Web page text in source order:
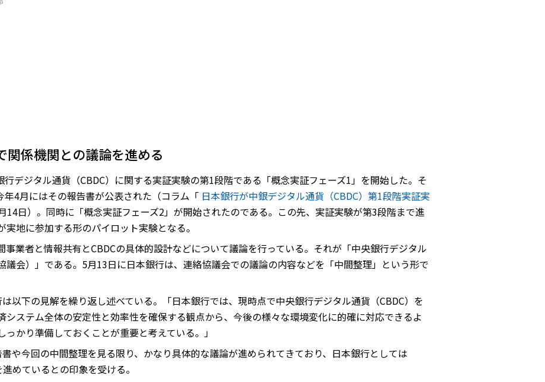
関係機関との議論を進める
デジタル通貨（CBDC）に関する実証実験の第1段階である「概念実証フェーズ1」を開始した。そ
4月にはその報告書が公表された（コラム「 日本銀行が中銀デジタル通貨（CBDC）第1段階実証実
14日）。同時に「概念実証フェーズ2」が開始されたのである。この先、実証実験が第3段階まで進
地に参加する形のパイロット実験となる。
事業者と情報共有とCBDCの具体的設計などについて議論を行っている。それが「中央銀行デジタル
議会）」である。5月13日に日本銀行は、連絡協議会での議論の内容などを「中間整理」という形で
以下の見解を繰り返し述べている。「日本銀行では、現時点で中央銀行デジタル通貨（CBDC）を
システム全体の安定性と効率性を確保する観点から、今後の様々な環境変化に的確に対応できるよ
かり準備しておくことが重要と考えている。」
や今回の中間整理を見る限り、かなり具体的な議論が進められてきており、日本銀行としては
めているとの印象を受ける。